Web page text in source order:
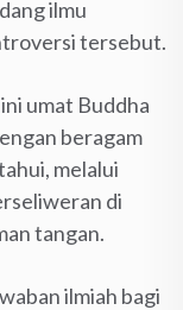
ilmu
tersebut.
umat Buddha
beragam
melalui
di
tangan.
ilmiah bagi